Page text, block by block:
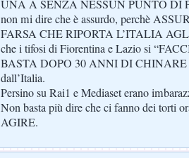
UNA A SENZA NESSUN PUNTO DI
non mi dire che è assurdo, perchè
FARSA CHE RIPORTA L’ITALIA
che i tifosi di Fiorentina e Lazio si
BASTA DOPO 30 ANNI DI CHINARE
dall’Italia.
Persino su Rai1 e Mediaset erano
Non basta più dire che ci fanno dei torti
AGIRE.